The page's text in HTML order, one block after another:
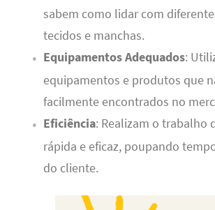
sabem como lidar com
tecidos e manchas.
Equipamentos Adequados:
equipamentos e produtos que
facilmente encontrados no
Eficiência: Realizam o trabalho
rápida e eficaz, poupando
do cliente.